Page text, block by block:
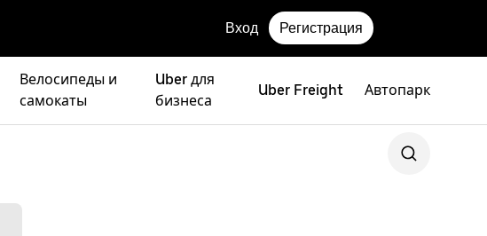
Вход Регистрация
Велосипеды и
самокаты
Uber для
бизнеса
Uber Freight Автопарк